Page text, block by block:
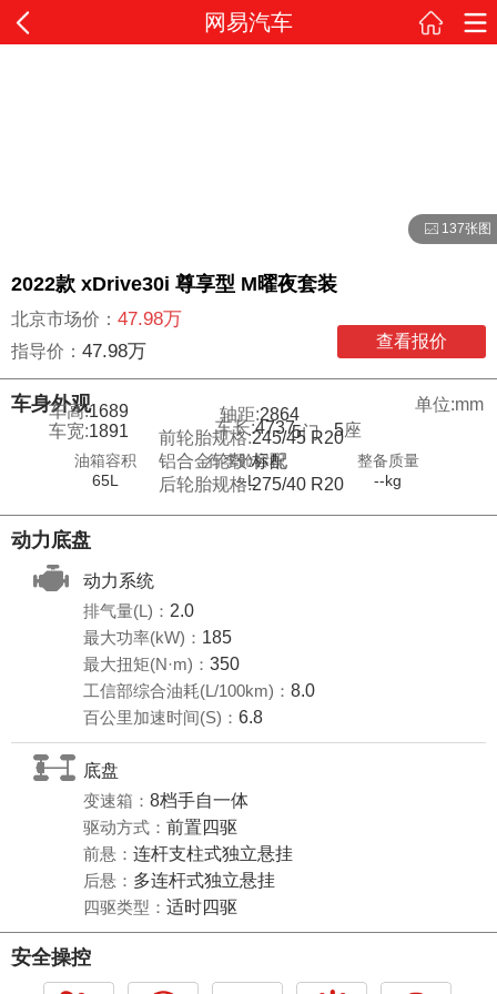
网易汽车
137张图
2022款 xDrive30i 尊享型 M曜夜套装
北京市场价： 47.98万
指导价： 47.98万 查看报价
车身外观
单位:mm
车长:4737
车宽:1891 5座
5门
车高:1689 轴距:2864
前轮胎规格:245/45 R20
铝合金轮毂:标配
后轮胎规格:275/40 R20
油箱容积
65L
行李舱容积
--L
整备质量
--kg
动力底盘
动力系统
排气量(L)： 2.0
最大功率(kW)： 185
最大扭矩(N·m)： 350
工信部综合油耗(L/100km)： 8.0
百公里加速时间(S)： 6.8
底盘
变速箱： 8档手自一体
驱动方式： 前置四驱
前悬： 连杆支柱式独立悬挂
后悬： 多连杆式独立悬挂
四驱类型： 适时四驱
安全操控